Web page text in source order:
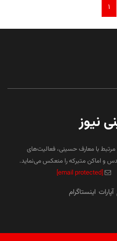
۱
نیوز
مرتبط با معارف حسینی، فعالیت‌های
و اماکن متبرکه را منعکس می‌نماید.
[email protected]
آپارات اینستاگرام